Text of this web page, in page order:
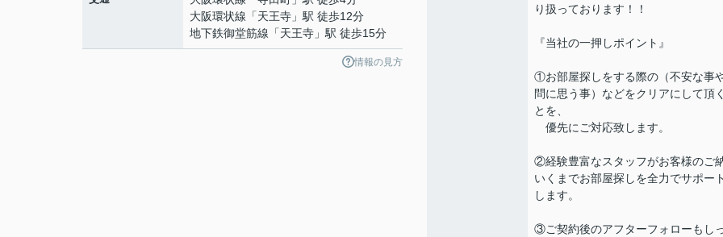
大阪環状線 「天王寺 」駅 徒歩12分
地下鉄御堂筋線 「天王寺 」駅 徒歩15分
情報の見方
り扱っております！！
『当社の一押しポイント』
①お部屋探しをする際の（不安な事
問に思う事）などをクリアにして頂
とを、
優先にご対応致します。
②経験豊富なスタッフがお客様のご
いくまでお部屋探しを全力でサポー
します。
③ご契約後のアフターフォローもし